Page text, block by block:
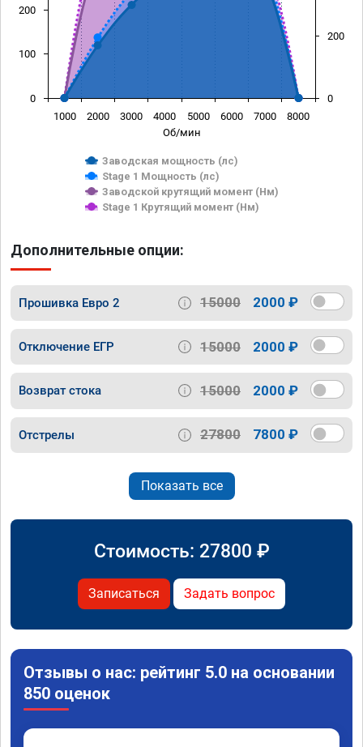
Об/мин
Заводская мощность (лс)
Stage 1 Мощность (лс)
Заводской крутящий момент (Нм)
Stage 1 Крутящий момент (Нм)
1000 2000 3000 4000 5000 6000 7000 8000
0
100
200
0
200
Дополнительные опции:
Прошивка Евро 2 15000 2000 ₽
Отключение ЕГР 15000 2000 ₽
Возврат стока 15000 2000 ₽
Отстрелы 27800 7800 ₽
Показать все
Стоимость: 27800 ₽
Записаться Задать вопрос
Отзывы о нас: рейтинг 5.0 на основании
850 оценок